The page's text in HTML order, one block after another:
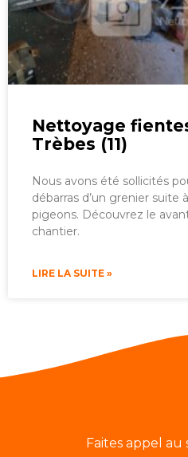
Nettoyage
Trèbes (11)
Nous avons été sollicités
débarras d’un grenier suite
pigeons. Découvrez le
chantier.
LIRE LA SUITE »
Faites appel au